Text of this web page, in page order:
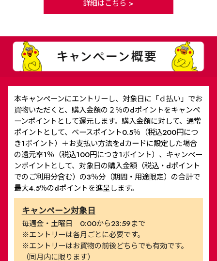
詳細はこちら >
本キャンペーンにエントリーし、対象日に「ｄ払い」でお
買物いただくと、購入金額の２％のdポイントをキャンペ
ーンポイントとして還元します。購入金額に対して、通常
ポイントとして、ベースポイント0.5％（税込200円につ
き1ポイント）＋お支払い方法をdカードに設定した場合
の還元率1％（税込100円につき1ポイント）、キャンペー
ンポイントとして、対象日の購入金額（税込・dポイント
でのご利用分含む）の3％分（期間・用途限定）の合計で
最大4.5％のdポイントを進呈します。
キャンペーン対象日
毎週金・土曜日 0:00から23:59まで
※エントリーは各月ごとに必要です。
※エントリーはお買物の前後どちらでも有効です。
（同月内に限ります）